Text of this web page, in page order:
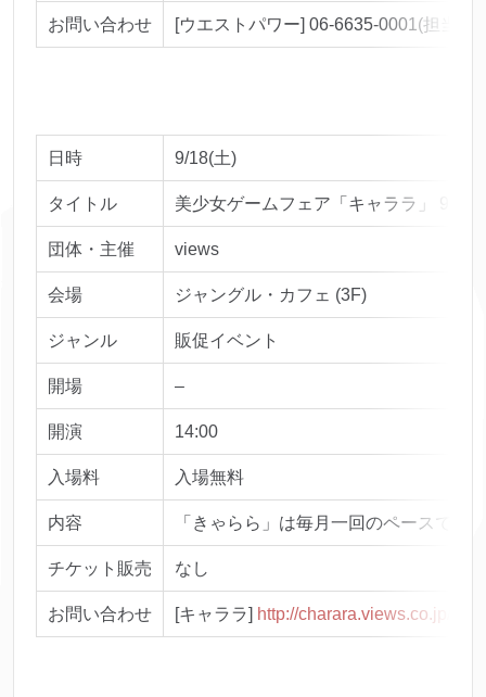
お問い合わせ [ウエストパワー] 06-6635-0001(担当ナ
日時 9/18(土)
タイトル 美少女ゲームフェア「キャララ」 9月
団体・主催 views
会場 ジャングル・カフェ (3F)
ジャンル 販促イベント
開場 –
開演 14:00
入場料 入場無料
内容 「きゃらら」は毎月一回のペースで
チケット販売 なし
お問い合わせ [キャララ] http://charara.views.co.jp/